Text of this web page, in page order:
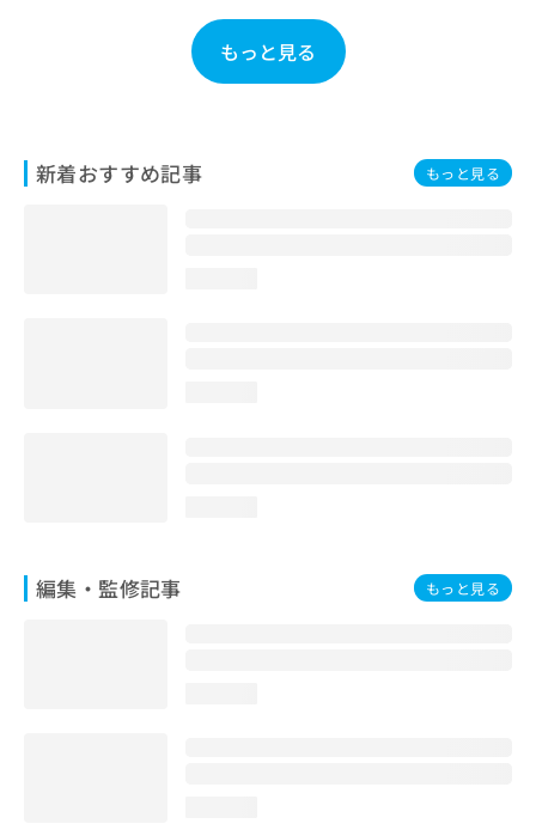
もっと見る
新着おすすめ記事 もっと見る
編集・監修記事 もっと見る
は
こ